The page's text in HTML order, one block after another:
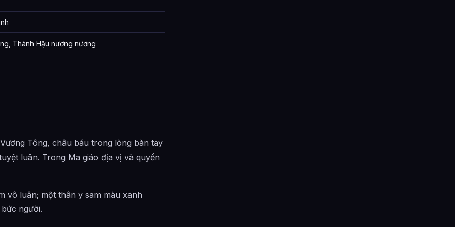
Thánh Hậu nương nương
Tông, châu báu trong lòng bàn tay
luân. Trong Ma giáo địa vị và quyền
vô luân; một thân y sam màu xanh
người.